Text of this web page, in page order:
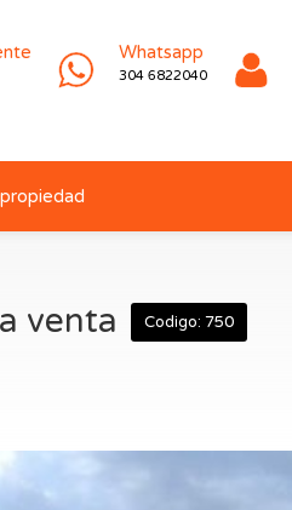
Whatsapp
304 6822040
venta Codigo: 750